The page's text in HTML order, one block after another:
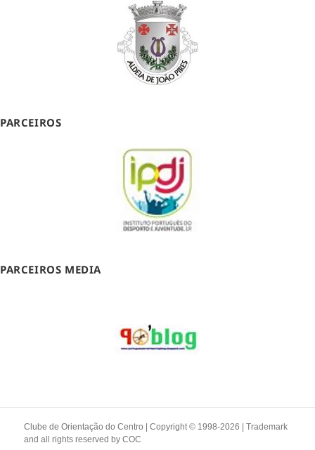
PARCEIROS
PARCEIROS MEDIA
Clube de Orientação do Centro | Copyright © 1998-2026 | Trademark
and all rights reserved byCOC